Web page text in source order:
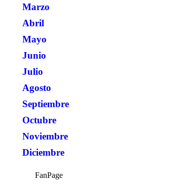
Marzo
Abril
Mayo
Junio
Julio
Agosto
Septiembre
Octubre
Noviembre
Diciembre
FanPage